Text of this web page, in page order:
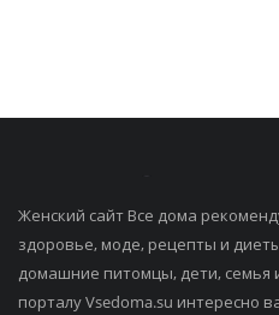
Женский сайт Все дома
здоровье, моде, рецепты и
домашние питомцы, дети, семья
порталу Vsedoma.su интересно